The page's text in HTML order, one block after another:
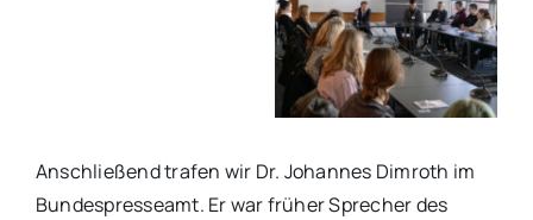
Anschließend trafen wir Dr. Johannes Dimroth im
Bundespresseamt. Er war früher Sprecher des